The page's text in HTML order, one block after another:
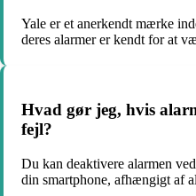
Yale er et anerkendt mærke
deres alarmer er kendt for at
Hvad gør jeg, hvis
fejl?
Du kan deaktivere alarmen
din smartphone, afhængigt af